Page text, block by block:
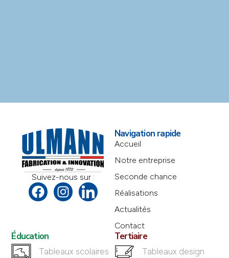
Suivez-nous sur :
Navigation rapide
Accueil
Notre entreprise
Seconde chance
Réalisations
Actualités
Contact
Éducation
Tableaux scolaires
Tertiaire
Tableaux design